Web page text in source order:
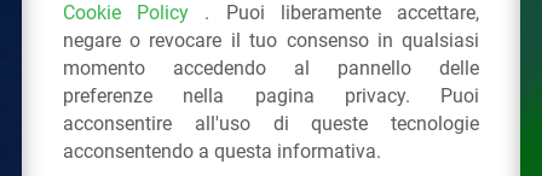
Via San Vittore 36 20123Milano (MI)
Tel.: 02 43928225.
Tutti i diritti riservati Privacy Policy &Cookie
Cookie Policy . Puoi liberamente accettare,
negare o revocare il tuo consenso in qualsiasi
momento accedendo al pannello delle
preferenze nella pagina privacy. Puoi
acconsentire all'uso di queste tecnologie
acconsentendo a questa informativa.